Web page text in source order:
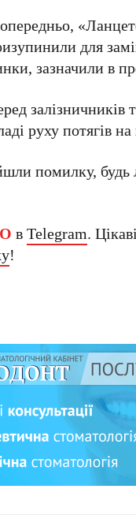
для
зазначили в
залізничників
руху потягів
помилку, будь
вTelegram.
!